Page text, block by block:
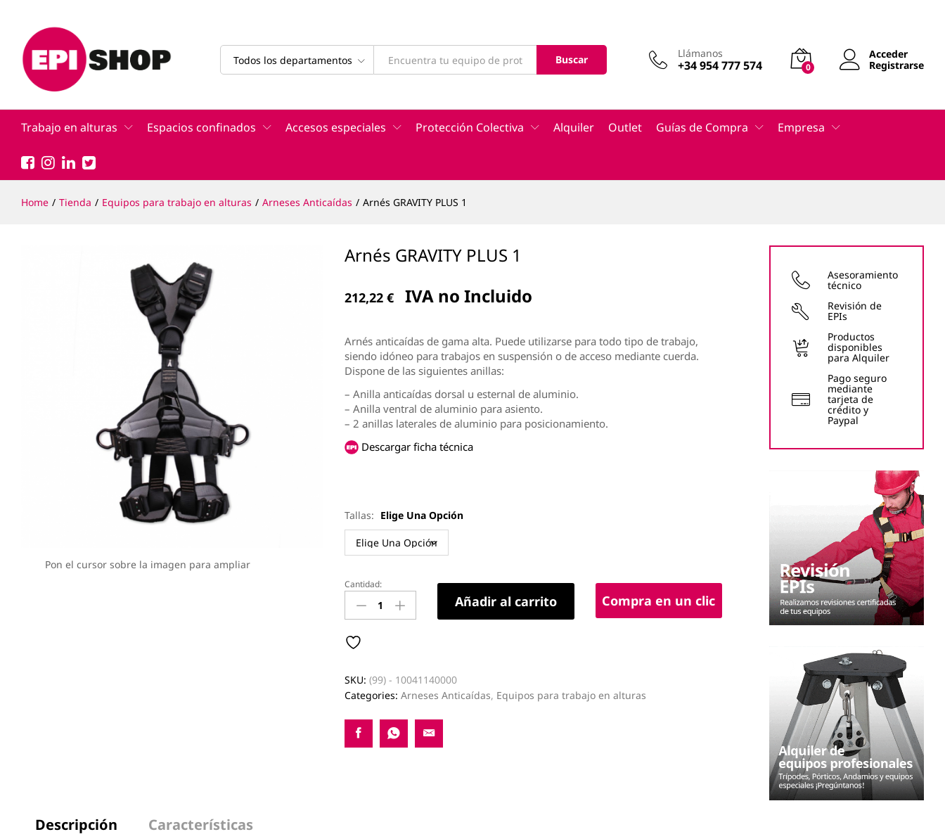
Todos los departamentos Buscar Llámanos
+34 954 777 574 0
Acceder
Registrarse
Trabajo en alturas Espacios confinados Accesos especiales Protección Colectiva Alquiler Outlet Guías de Compra Empresa
Home / Tienda / Equipos para trabajo en alturas / Arneses Anticaídas / Arnés GRAVITY PLUS 1
Pon el cursor sobre la imagen para ampliar
Arnés GRAVITY PLUS 1
212,22 € IVA no Incluido
Arnés anticaídas de gama alta. Puede utilizarse para todo tipo de trabajo,
siendo idóneo para trabajos en suspensión o de acceso mediante cuerda.
Dispone de las siguientes anillas:
– Anilla anticaídas dorsal u esternal de aluminio.
– Anilla ventral de aluminio para asiento.
– 2 anillas laterales de aluminio para posicionamiento.
Descargar ficha técnica
Tallas: Elige Una Opción
Arnés
GRAVITY
PLUS
1
quantity
Cantidad:
Añadir al carrito Compra en un clic
SKU: (99) - 10041140000
Categories: Arneses Anticaídas, Equipos para trabajo en alturas
Descripción Características
Asesoramiento
técnico
Revisión de
EPIs
Productos
disponibles
para Alquiler
Pago seguro
mediante
tarjeta de
crédito y
Paypal